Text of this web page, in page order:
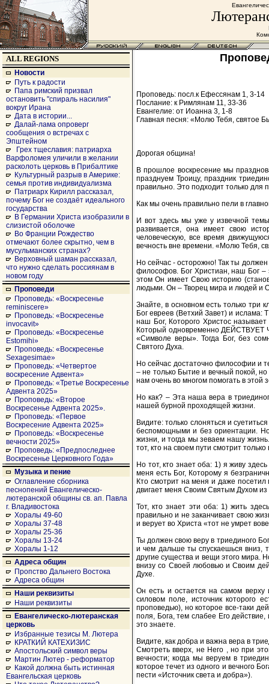
ALL REGIONS
Новости
Путь к радости
Папа римский призвал
остановить "спираль насилия"
вокруг Ирана
Дата в истории...
Далай-лама опроверг
сообщения о встречах с
Эпштейном
Грех тщеславия: патриарха
Варфоломея уличили в желании
расколоть церковь в Прибалтике
Культурный разрыв в Америке:
семья против индивидуализма
Патриарх Кирилл рассказал,
почему Бог не создаёт идеального
государства
В Германии Христа изобразили в
слизистой оболочке
Во Франции Рождество
отмечают более скрытно, чем в
мусульманских странах?
Верховный шаман рассказал,
что нужно сделать россиянам в
новом году
Проповеди
Проповедь: «Воскресенье
reminiscere»
Проповедь: «Воскресенье
invocavit»
Проповедь: «Воскресенье
Estomihi»
Проповедь: «Воскресенье
Sexagesimae»
Проповедь: «Четвертое
воскресение Адвента»
Проповедь: «Третье Воскресенье
Адвента 2025»
Проповедь: «Второе
Воскресенье Адвента 2025».
Проповедь: «Первое
Воскресение Адвента 2025»
Проповедь: «Воскресенье
вечности 2025»
Проповедь: «Предпоследнее
Воскресенье Церковного Года»
Музыка и пение
Оглавление сборника
песнопений Евангелическо-
лютеранской общины св. ап. Павла
г. Владивостока
Хоралы 49-60
Хоралы 37-48
Хоралы 25-36
Хоралы 13-24
Хоралы 1-12
Адреса общин
Пропство Дальнего Востока
Адреса общин
Наши реквизиты
Наши реквизиты
Евангелическо-лютеранская
церковь
Избранные тезисы М. Лютера
КРАТКИЙ КАТЕХИЗИС
Апостольский символ веры
Мартин Лютер - реформатор
Какой должна быть истинная
Евангельская церковь
Проповедь: посл.к Ефессянам 1, 3-14
Послание: к Римлянам 11, 33-36
Евангелие: от Иоанна 3, 1-8
Главная песня: «Молю Тебя, святое
Дорогая община!
В прошлое воскресение мы
празднуем Троицу, праздник
правильно. Это подходит только для
Как мы очень правильно пели в
И вот здесь мы уже у извечной
развивается, она имеет свою
человеческую, все время
вечность вне времени. «Молю Тебя,
Но сейчас - осторожно! Так ты
философов. Бог Христиан, наш Бог –
этом Он имеет Свою историю
людьми. Он – Творец мира и людей и
Знайте, в основном есть только
Бог евреев (Ветхий Завет) и
наш Бог, Которого Христос
Который одновременно
«Символе веры». Тогда Бог, без
Святого Духа.
Но сейчас достаточно философии и
– не только Бытие и вечный покой,
нам очень во многом помогать в
Но как? – Эта наша вера в
нашей бурной проходящей жизни.
Видите: только слоняться и
беспомощными и без ориентации. Но
жизни, и тогда мы зеваем нашу
тот, кто на своем пути смотрит
Но тот, кто знает оба: 1) я живу
меня есть Бог, Которому я
Кто смотрит на меня и даже
двигает меня Своим Святым Духом
Тот, кто знает эти оба: 1) жить
правильно и не заканчивает свою
и верует во Христа «тот не умрет
Ты должен свою веру в триединого
и чем дальше ты спускаешься
другие существа и вещи этого мира.
внизу со Своей любовью и Своим
Духе.
Он есть и остается на самом
силовом поле, источник которого
проповедью), но которое все-таки
поля, Бога, тем слабее Его
это знаете.
Видите, как добра и важна вера в
Смотреть вверх, не Него , но при
вечности; когда мы веруем в
которое течет из одного и вечного
пести «Источник света и добра»).